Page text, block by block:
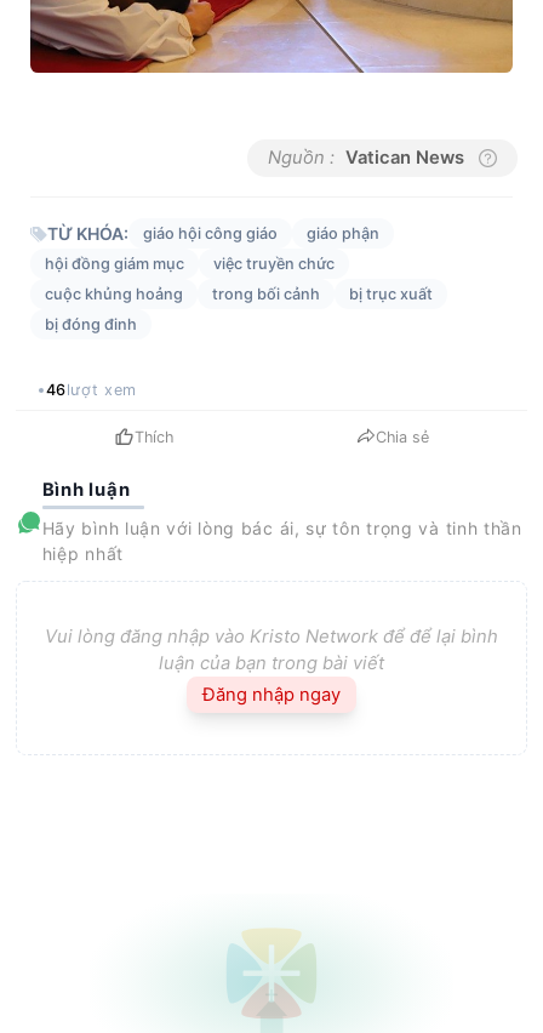
Nguồn : Vatican News
TỪ KHÓA: giáo hội công giáo
giáo phận
hội đồng giám mục
việc truyền chức
cuộc khủng hoảng
trong bối cảnh
bị trục xuất
bị đóng đinh
46lượt xem
Thích Chia sẻ
Bình luận
Hãy bình luận với lòng bác ái, sự tôn trọng và tinh thần
hiệp nhất
Vui lòng đăng nhập vào Kristo Network để để lại bình
luận của bạn trong bài viết
Đăng nhập ngay